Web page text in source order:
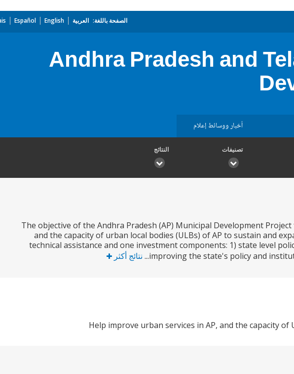
الصفحة باللغة: العربية English
Español
Andhra Pradesh and
أخبار ووسائط إعلام
تصنيفات النتائج
The objective of the Andhra Pradesh (AP) Municipal Development
and the capacity of urban local bodies (ULBs) of AP to sustain and
technical assistance and one investment components: 1) state level
improving the state's policy and
نتائج أكثر
Help improve urban services in AP, and the capacity